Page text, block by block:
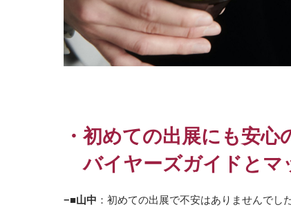
・初めての出展にも安心
バイヤーズガイドとマ
−■山中 ：初めての出展で不安はありませんでした